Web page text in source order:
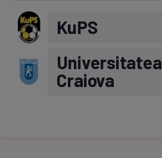
KuPS
Universitatea
Craiova